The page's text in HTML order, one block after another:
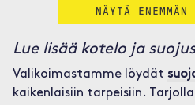
NÄYTÄ
Lue lisää kotelo ja
Valikoimastamme löydät
kaikenlaisiin tarpeisiin.